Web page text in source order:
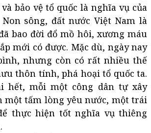
bảo vệ tổ quốc là nghĩa vụ của
sông, đất nước Việt Nam là
bao đời đổ mồ hôi, xương máu
mới có được. Mặc dù, ngày nay
nhưng còn có rất nhiều thế
thôn tính, phá hoại tổ quốc ta.
hết, mỗi một công dân tự xây
một tấm lòng yêu nước, một trái
thực hiện tốt nghĩa vụ thiêng